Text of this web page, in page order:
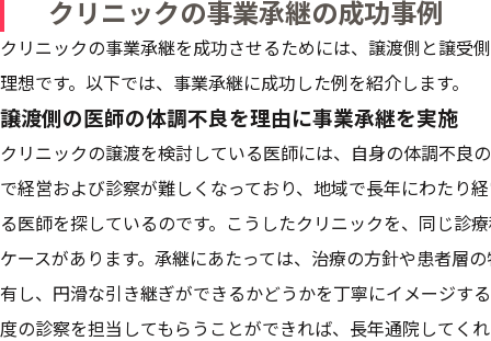
クリニックの事業承継の成功事例
クリニックの事業承継を成功させるためには、譲渡側と譲受
理想です。以下では、事業承継に成功した例を紹介します。
譲渡側の医師の体調不良を理由に事業承継を実施
クリニックの譲渡を検討している医師には、自身の体調不良
で経営および診察が難しくなっており、地域で長年にわたり
る医師を探しているのです。こうしたクリニックを、同じ診
ケースがあります。承継にあたっては、治療の方針や患者層
有し、円滑な引き継ぎができるかどうかを丁寧にイメージす
度の診察を担当してもらうことができれば、長年通院してく